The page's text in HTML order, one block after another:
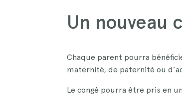
Un nouveau
Chaque parent pourra
maternité, de paternité ou
Le congé pourra être pris en